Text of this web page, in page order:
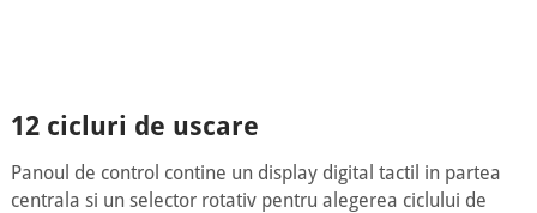
12 cicluri de uscare
Panoul de control contine un display digital tactil in partea
centrala si un selector rotativ pentru alegerea ciclului de